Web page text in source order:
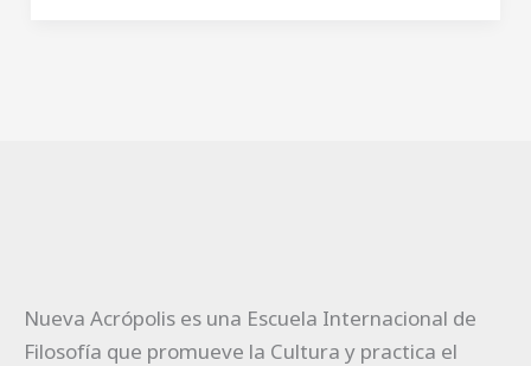
Nueva Acrópolis es una Escuela Internacional de
Filosofía que promueve la Cultura y practica el